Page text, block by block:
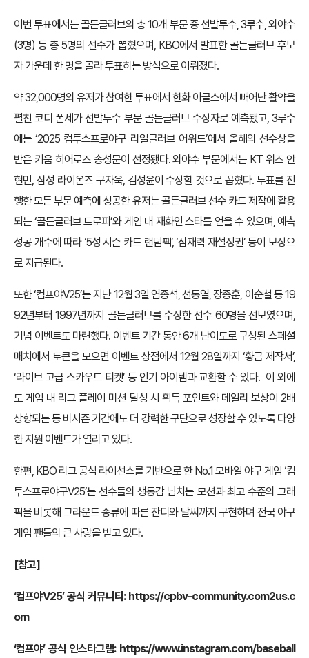
이번 투표에서는 골든글러브의 총 10개 부문 중 선발투수, 3루수, 외야수
(3명) 등 총 5명의 선수가 뽑혔으며, KBO에서 발표한 골든글러브 후보
자 가운데 한 명을 골라 투표하는 방식으로 이뤄졌다.
약 32,000명의 유저가 참여한 투표에서 한화 이글스에서 빼어난 활약을
펼친 코디 폰세가 선발투수 부문 골든글러브 수상자로 예측됐고, 3루수
에는 ‘2025 컴투스프로야구 리얼글러브 어워드’에서 올해의 선수상을
받은 키움 히어로즈 송성문이 선정됐다. 외야수 부문에서는 KT 위즈 안
현민, 삼성 라이온즈 구자욱, 김성윤이 수상할 것으로 꼽혔다. 투표를 진
행한 모든 부문 예측에 성공한 유저는 골든글러브 선수 카드 제작에 활용
되는 ‘골든글러브 트로피’와 게임 내 재화인 스타를 얻을 수 있으며, 예측
성공 개수에 따라 ‘5성 시즌 카드 랜덤팩’, ‘잠재력 재설정권’ 등이 보상으
로 지급된다.
또한 ‘컴프야V25’는 지난 12월 3일 염종석, 선동열, 장종훈, 이순철 등 19
92년부터 1997년까지 골든글러브를 수상한 선수 60명을 선보였으며,
기념 이벤트도 마련했다. 이벤트 기간 동안 6개 난이도로 구성된 스페셜
매치에서 토큰을 모으면 이벤트 상점에서 12월 28일까지 ‘황금 제작서’,
‘라이브 고급 스카우트 티켓’ 등 인기 아이템과 교환할 수 있다. 이 외에
도 게임 내 리그 플레이 미션 달성 시 획득 포인트와 데일리 보상이 2배
상향되는 등 비시즌 기간에도 더 강력한 구단으로 성장할 수 있도록 다양
한 지원 이벤트가 열리고 있다.
한편, KBO 리그 공식 라이선스를 기반으로 한 No.1 모바일 야구 게임 ‘컴
투스프로야구V25’는 선수들의 생동감 넘치는 모션과 최고 수준의 그래
픽을 비롯해 그라운드 종류에 따른 잔디와 날씨까지 구현하며 전국 야구
게임 팬들의 큰 사랑을 받고 있다.
[참고]
‘컴프야V25’ 공식 커뮤니티: https://cpbv-community.com2us.c
om
‘컴프야’ 공식 인스타그램: https://www.instagram.com/baseball